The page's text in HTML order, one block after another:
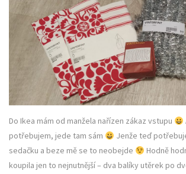
Do Ikea mám od manžela nařízen zákaz vstupu
potřebujem, jede tam sám
Jenže teď
sedačku a beze mě se to neobejde
Hodně
koupila jen to nejnutnější – dva balíky utěrek po